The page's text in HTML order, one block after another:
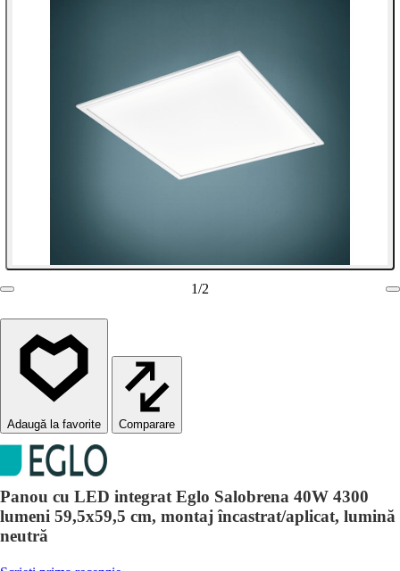
1/2
Comparare
Panou cu LED integrat Eglo Salobrena 40W 4300
lumeni 59,5x59,5 cm, montaj încastrat/aplicat, lumină
neutră